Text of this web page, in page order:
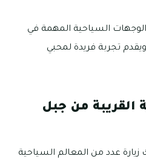
السياحية المهمة في
ويقدم تجربة فريدة لمحبي
القريبة من جبل
عدد من المعالم السياحية